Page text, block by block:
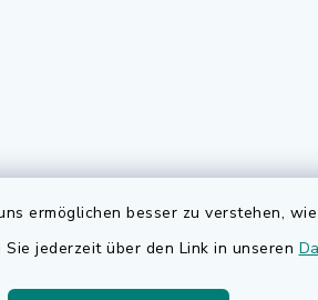
ermöglichen besser zu verstehen,
jederzeit über den Link in unseren
Elektronischer
Rechnungsversand
Für den elektronischen